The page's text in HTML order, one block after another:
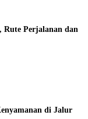
Rute Perjalanan dan
di Jalur